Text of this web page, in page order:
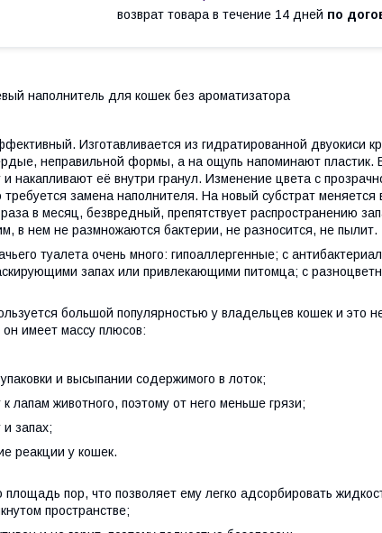
возврат товара в течение 14 дней по
наполнитель для кошек без ароматизатора
Изготавливается из гидратированной двуокиси
неправильной формы, а на ощупь напоминают пластик.
накапливают её внутри гранул. Изменение цвета с
требуется замена наполнителя. На новый субстрат
в месяц, безвредный, препятствует распространению
в нем не размножаются бактерии, не разносится, не пылит.
туалета очень много: гипоаллергенные; с
запах или привлекающими питомца; с
большой популярностью у владельцев кошек и это
имеет массу плюсов:
и высыпании содержимого в лоток;
к лапам животного, поэтому от него меньше грязи;
запах;
реакции у кошек.
пор, что позволяет ему легко адсорбировать
пространстве;